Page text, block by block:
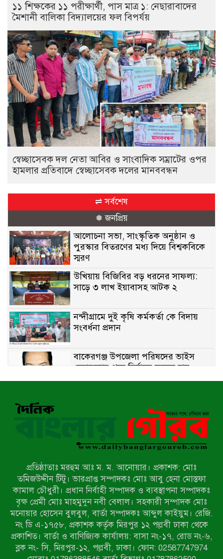
১১ শিক্ষকের ১১ পরীক্ষার্থী, পাস মাত্র ১: নেছারাবাদের
মৈশানী বালিকা বিদ্যালয়ের ফল বিপর্যয়
স্বেচ্ছাসেবক দল নেতা আবির ও সাংবাদিক সম্রাটের ওপর
হামলার প্রতিবাদে স্বেচ্ছাসেবক দলের মানববন্ধন
⇌ সর্বশেষ
❅ জনপ্রিয়
আলোচনা সভা, সাংস্কৃতিক অনুষ্ঠান ও
পুরস্কার বিতরণের মধ্য দিয়ে বিশ্বকবিকে
স্মরণ
উখিয়ায় বিজিবির বড় ধরনের সাফল্য:
সাড়ে ৩ লাখ ইয়াবাসহ আটক ২
নন্দীগ্রামে দুই কৃষি কর্মকর্তা কে বিদায়
সংবর্ধনা প্রদান
বাকেরগঞ্জ উপজেলা পরিষদের ভাইস
চেয়ারম্যান পদে নির্বাচন করতে চান
যুবনেতা আতাউর রহমান রোমান
নেছারাবাদের মৈশানী বালিকা বিদ্যালয়ের
স্বেচ্ছাসেবক দল নেতা আবির ও সাংবাদিক
সম্রাটের ওপর হামলার প্রতিবাদে
সান্তাহারে চলছে বিদ্যুৎ এর ঘন ঘন
লোডশেডিং; অতিষ্ঠ সর্বশ্রেণী পেশার মানুষ
সান্তাহারে রেলওয়ে কর্মকর্তা-কর্মচারীদের
আয়োজনে মানববন্ধন অনুষ্ঠিত
প্রতিষ্ঠাতাঃ মরহুম আঃ ম. ম. আনোয়ার। প্রকাশক: মোঃ
তমিজউদ্দীন টিটু। ভারপ্রাপ্ত সম্পাদকঃ মোঃ আবু হেনা মোস্তফা
কামাল চৌধুরী। প্রধান নির্বাহী সম্পাদক ও ব্যবস্থাপনা সম্পাদকঃ
বৃক্ষ প্রেমী মোঃ মাহমুদুন নবী বেলাল। সহকারী সম্পাদক মোঃ
মনোয়ার হোসেন বুলবুল, বার্তা সম্পাদকঃ আব্দুল কাইয়ুম। রেজি.
নং ডি এ-১৭৫৮, প্রকাশক কর্তৃক মিরপুর ১২ পল্লবী ঢাকা থেকে
প্রকাশিত। বার্তা ও বাণিজ্যিক কার্যালয়: বাসা নং-১৭, রোড নং-৬,
ব্লক নং- সি, মিরপুর-১২, পল্লবী, ঢাকা। ফোন: 02587747974